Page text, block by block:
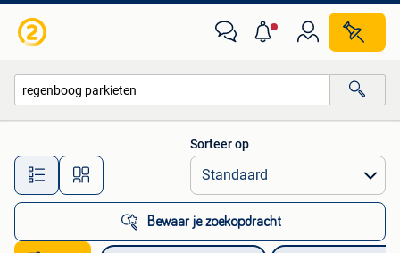
Alle afstanden…
Sorteer op
Bewaar je zoekopdracht